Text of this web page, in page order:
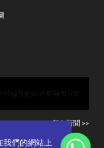
我們的網站上
融氧化鋁
所有新聞 >>